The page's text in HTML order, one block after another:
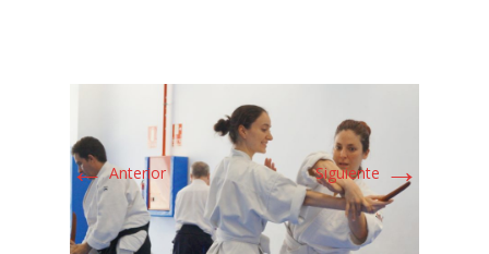
←Anterior Siguiente →